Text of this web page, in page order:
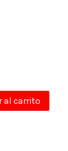
al carrito